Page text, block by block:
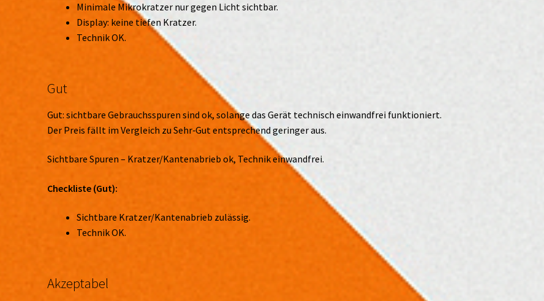
Minimale Mikrokratzer nur gegen Licht sichtbar.
Display: keine tiefen Kratzer.
Technik OK.
Gut
Gut: sichtbare Gebrauchsspuren sind ok, solange das Gerät technisch einwandfrei funktioniert.
Der Preis fällt im Vergleich zu Sehr‑Gut entsprechend geringer aus.
Sichtbare Spuren – Kratzer/Kantenabrieb ok, Technik einwandfrei.
Checkliste (Gut):
Sichtbare Kratzer/Kantenabrieb zulässig.
Technik OK.
Akzeptabel